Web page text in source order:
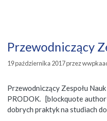
Przewodniczący
19 października 2017przez
Przewodniczący Zespołu
PRODOK. [blockquote
dobrych praktyk na studiach